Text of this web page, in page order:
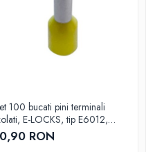
100 bucati pini terminali
E-LOCKS, tip E6012,
1 x 6,00 mm2, lungime
sertizare 12 mm
RON